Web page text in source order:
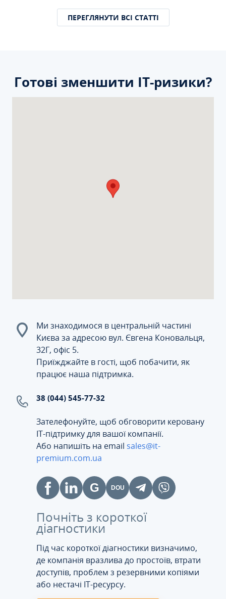
ПЕРЕГЛЯНУТИ ВСІ СТАТТІ
Готові зменшити ІТ-ризики?
Ми знаходимося в центральній частині
Києва за адресою вул. Євгена Коновальця,
32Г, офіс 5.
Приїжджайте в гості, щоб побачити, як
працює наша підтримка.
38 (044) 545-77-32
Зателефонуйте, щоб обговорити керовану
ІТ-підтримку для вашої компанії.
Або напишіть на email sales@it-
premium.com.ua
Почніть з короткої
діагностики
Під час короткої діагностики визначимо,
де компанія вразлива до простоїв, втрати
доступів, проблем з резервними копіями
або нестачі IT-ресурсу.